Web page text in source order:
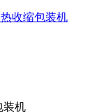
收缩包装机